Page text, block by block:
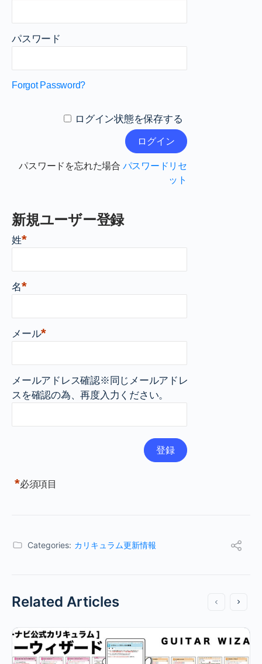
パスワード
Forgot Password?
ログイン状態を保存する
パスワードを忘れた場合 パスワードリセ
ット
新規ユーザー登録
姓*
名*
メール*
メールアドレス確認※同じメールアドレ
スを確認の為、再度入力ください。
*必須項目
Categories: カリキュラム更新情報
Related Articles